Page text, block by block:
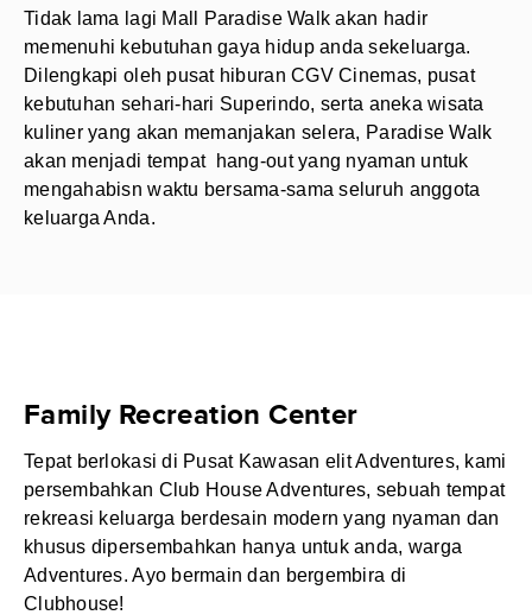
Tidak lama lagi Mall Paradise Walk akan hadir
memenuhi kebutuhan gaya hidup anda sekeluarga.
Dilengkapi oleh pusat hiburan CGV Cinemas, pusat
kebutuhan sehari-hari Superindo, serta aneka wisata
kuliner yang akan memanjakan selera, Paradise Walk
akan menjadi tempat hang-out yang nyaman untuk
mengahabisn waktu bersama-sama seluruh anggota
keluarga Anda.
Family Recreation Center
Tepat berlokasi di Pusat Kawasan elit Adventures, kami
persembahkan Club House Adventures, sebuah tempat
rekreasi keluarga berdesain modern yang nyaman dan
khusus dipersembahkan hanya untuk anda, warga
Adventures. Ayo bermain dan bergembira di
Clubhouse!